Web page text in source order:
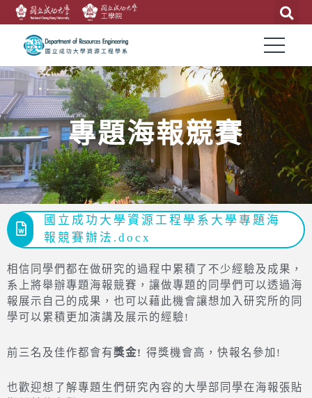
專題海報競賽
國立成功大學資源工程學系大學專題海
報競賽辦法.docx
相信同學們都在做研究的過程中累積了不少經驗及成果，
系上將舉辦專題海報競賽，讓做專題的同學們可以透過海
報展示自己的成果，也可以藉此機會讓想加入研究所的同
學可以累積更加演講及展示的經驗!
前三名及佳作都會有 獎金! 得獎機會高，快報名參加!
也歡迎想了解專題生們研究內容的大學部同學在海報張貼